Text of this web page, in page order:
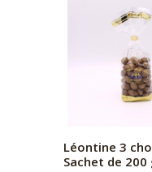
Léontine 3
Sachet de 200